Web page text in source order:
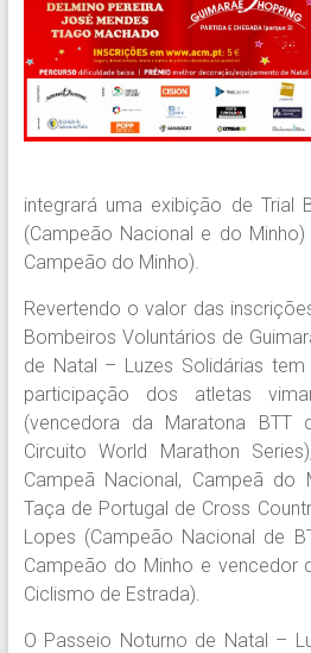
integrará uma exibição de Trial
(Campeão Nacional e do
Campeão do Minho).
Revertendo o valor das
Bombeiros Voluntários de
de Natal – Luzes Solidárias
participação dos atletas
(vencedora da Maratona BTT
Circuito World Marathon
Campeã Nacional, Campeã do
Taça de Portugal de Cross
Lopes (Campeão Nacional de
Campeão do Minho e vencedor
Ciclismo de Estrada).
O Passeio Noturno de Natal –